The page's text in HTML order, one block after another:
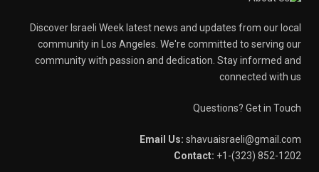
Discover Israeli Week latest news and updates from our local
community in Los Angeles. We're committed to serving our
community with passion and dedication. Stay informed and
connected with us
Questions? Get in Touch
Email Us: shavuaisraeli@gmail.com
Contact: +1-(323) 852-1202